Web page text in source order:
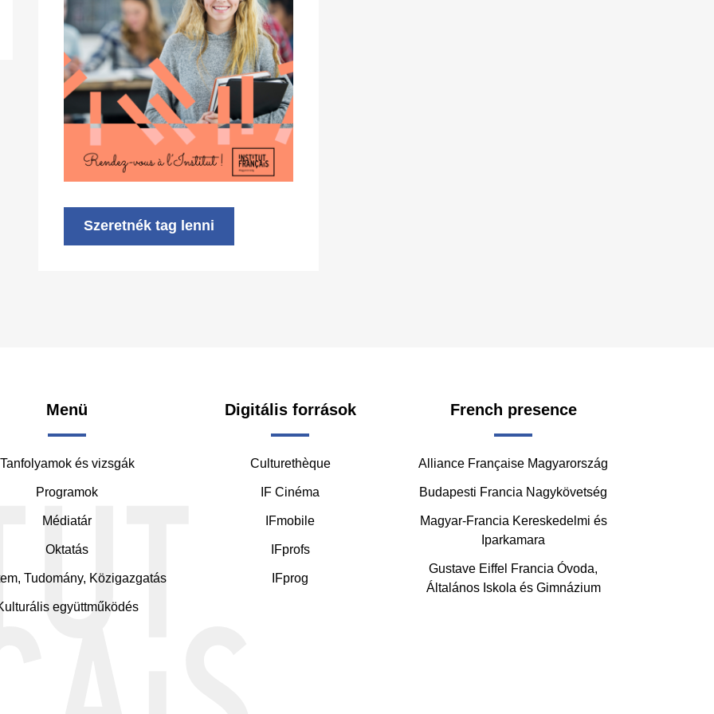
Szeretnék tag lenni
Menü
Tanfolyamok és vizsgák
Programok
Médiatár
Oktatás
Tudomány, Közigazgatás
együttműködés
Digitális források
Culturethèque
IF Cinéma
IFmobile
IFprofs
IFprog
French presence
Alliance Française Magyarország
Budapesti Francia Nagykövetség
Magyar-Francia Kereskedelmi és
Iparkamara
Gustave Eiffel Francia Óvoda,
Általános Iskola és Gimnázium